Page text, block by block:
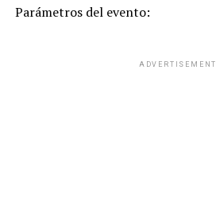
Parámetros del evento:
ADVERTISEMENT